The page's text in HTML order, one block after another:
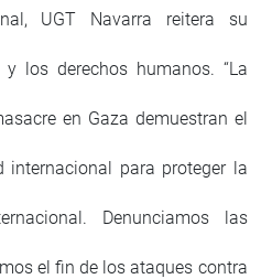
UGT Navarra reitera su
los derechos humanos. “La
en Gaza demuestran el
para proteger la
Denunciamos las
el fin de los ataques contra